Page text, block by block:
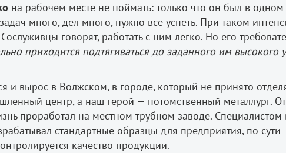
на рабочем месте не поймать: только что он был в одном
много, дел много, нужно всё успеть. При таком
говорят, работать с ним легко. Но его
приходится подтягиваться до заданного им высокого
и вырос в Волжском, в городе, который не принято
центр, а наш герой — потомственный металлург.
проработал на местном трубном заводе.
стандартные образцы для предприятия, по
качество продукции.